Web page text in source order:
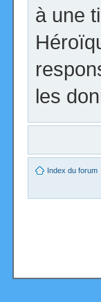
à une
les
Index du forum